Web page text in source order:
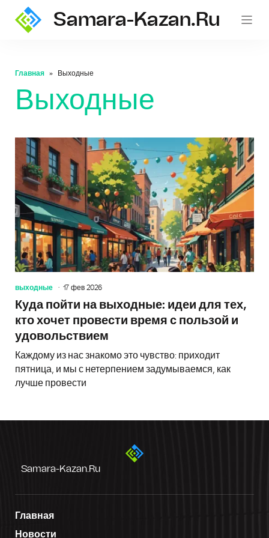
Samara-Kazan.ru
Главная Выходные
Выходные
выходные 17 фев 2026
Куда пойти на выходные: идеи для тех,
кто хочет провести время с пользой и
удовольствием
Каждому из нас знакомо это чувство: приходит
пятница, и мы с нетерпением задумываемся, как
лучше провести
Samara-Kazan.ru
Главная
Новости